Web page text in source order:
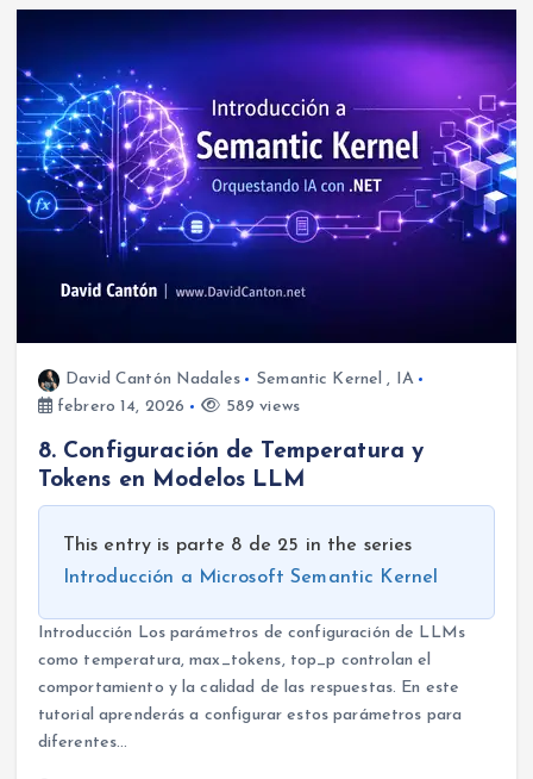
David Cantón Nadales Semantic Kernel , IA
febrero 14, 2026
589 views
8. Configuración de Temperatura y
Tokens en Modelos LLM
This entry is parte 8 de 25 in the series
Introducción a Microsoft Semantic Kernel
Introducción Los parámetros de configuración de LLMs
como temperatura, max_tokens, top_p controlan el
comportamiento y la calidad de las respuestas. En este
tutorial aprenderás a configurar estos parámetros para
diferentes…